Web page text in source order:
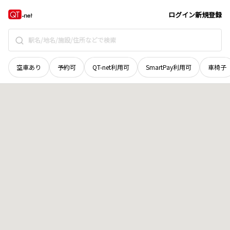
ログイン新規登録
空車あり 予約可 QT-net利用可 SmartPay利用可 車椅子
奈良県